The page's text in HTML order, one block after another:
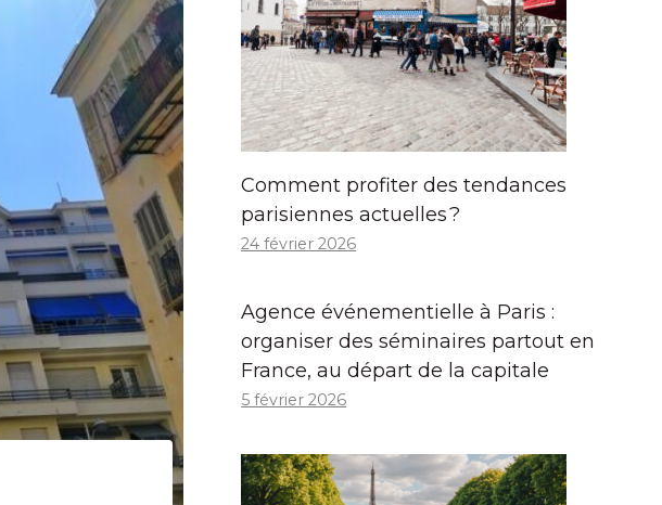
Comment profiter des tendances
parisiennes actuelles ?
24 février 2026
Agence événementielle à Paris :
organiser des séminaires partout en
France, au départ de la capitale
5 février 2026